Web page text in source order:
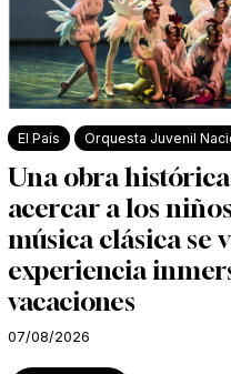
El País Orquesta Juvenil
Una obra
acercar a los
música clásica se
experiencia
vacaciones
07/08/2026